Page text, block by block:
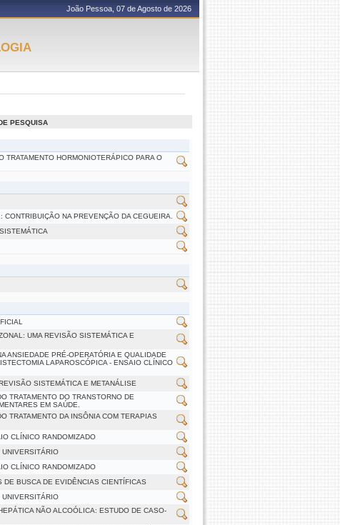
João Pessoa, 07 de Agosto de 2026
PESQUISA
HORMONIOTERÁPICO PARA O
NA PREVENÇÃO DA CEGUEIRA.
UMA REVISÃO SISTEMÁTICA E
ANSIEDADE PRÉ-OPERATÓRIA E QUALIDADE
LAPAROSCÓPICA - ENSAIO CLÍNICO
SISTEMÁTICA E METANÁLISE
TRATAMENTO DO TRANSTORNO DE
EM SAÚDE.
TRATAMENTO DA INSÔNIA COM TERAPIAS
CLÍNICO RANDOMIZADO
UNIVERSITÁRIO
CLÍNICO RANDOMIZADO
DE BUSCA DE EVIDÊNCIAS CIENTÍFICAS
UNIVERSITÁRIO
NÃO ALCOÓLICA: ESTUDO DE CASO-